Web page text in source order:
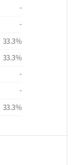
-
-
33.3%
33.3%
-
-
33.3%